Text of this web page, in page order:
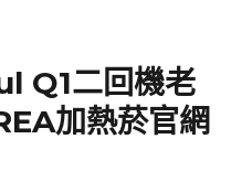
Q1二回機老
加熱菸官網